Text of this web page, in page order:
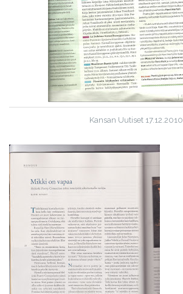
Kansan Uutiset 17.12.2010